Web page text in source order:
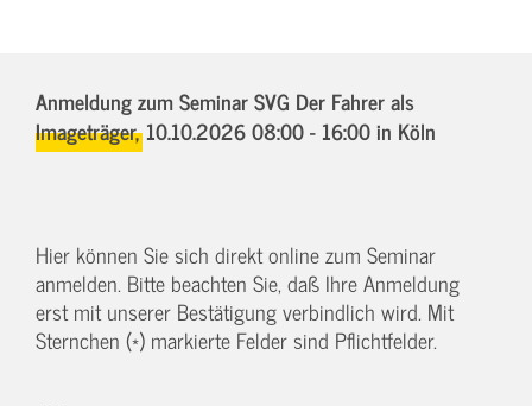
Anmeldung zum Seminar SVG Der Fahrer als
Imageträger,10.10.2026 08:00 - 16:00in Köln
Hier können Sie sich direkt online zum Seminar
anmelden. Bitte beachten Sie, daß Ihre Anmeldung
erst mit unserer Bestätigung verbindlich wird. Mit
Sternchen (*) markierte Felder sind Pflichtfelder.